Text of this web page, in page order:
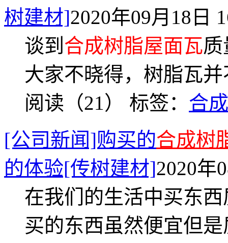
树建材]2020年09月18日
谈到 合成树脂屋面瓦
大家不晓得，树脂瓦
阅读（21） 标签： 合
[公司新闻]购买的合成树
的体验[传树建材]2020年
在我们的生活中买东
买的东西虽然便宜但